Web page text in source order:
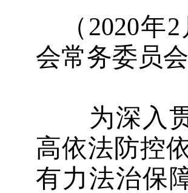
（2020年2
会常务委员
为深入
高依法防控
有力法治保